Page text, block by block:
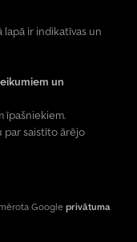
lapā ir indikatīvas un
un
īpašniekiem.
par saistīto ārējo
Google privātuma